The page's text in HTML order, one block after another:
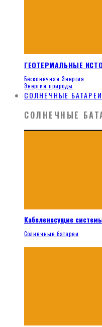
ГЕОТЕРМАЛЬНЫЕ
Бесконечная Энергия
Энергия природы
СОЛНЕЧНЫЕ БАТАРЕИ
СОЛНЕЧНЫЕ
Кабеленесущие
Солнечные батареи